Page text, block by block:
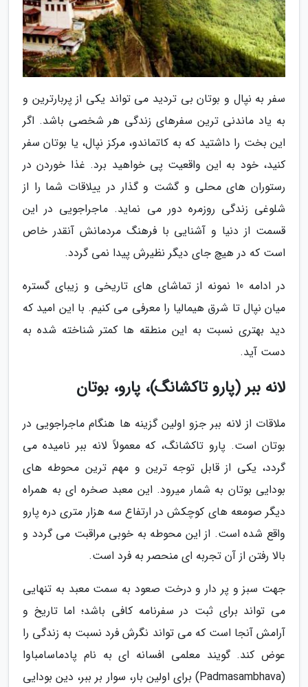
سفر به نپال و بوتان بی تردید می تواند یکی از پربارترین و
به یاد ماندنی ترین سفرهای زندگی هر شخصی باشد. اگر
این بخت را داشتید که به کاتماندو، مرکز نپال، یا بوتان سفر
کنید، خود به این واقعیت پی خواهید برد. غذا خوردن در
رستوران های محلی و گشت و گذار در ییلاقات شما را از
شلوغی زندگی روزمره دور می نماید. ماجراجویی در این
قسمت از دنیا و آشنایی با فرهنگ مردمانش آنقدر خاص
است که در هیچ جای دیگر نظیرش پیدا نمی گردد.
در ادامه 10 نمونه از تماشای های تاریخی و زیبای گستره
میان نپال تا شرق هیمالیا را معرفی می کنیم. با این امید که
دید بهتری نسبت به این منطقه ها کمتر شناخته شده به
دست آید.
لانه ببر (پارو تاکشانگ)، پارو، بوتان
ملاقات از لانه ببر جزو اولین گزینه ها هنگام ماجراجویی در
بوتان است. پارو تاکشانگ، که معمولاً لانه ببر نامیده می
گردد، یکی از قابل توجه ترین و مهم ترین محوطه های
بودایی بوتان به شمار میرود. این معبد صخره ای به همراه
دیگر صومعه های کوچکش در ارتفاع سه هزار متری دره پارو
واقع شده است. از این محوطه به خوبی مراقبت می گردد و
بالا رفتن از آن تجربه ای منحصر به فرد است.
جهت سبز و پر دار و درخت صعود به سمت معبد به تنهایی
می تواند برای ثبت در سفرنامه کافی باشد؛ اما تاریخ و
آرامش آنجا است که می تواند نگرش فرد نسبت به زندگی را
عوض کند. گویند معلمی افسانه ای به نام پادماسامباوا
(Padmasambhava) برای اولین بار، سوار بر ببر، دین بودایی